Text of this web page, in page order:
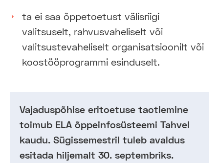
ta ei saa õppetoetust välisriigi
valitsuselt, rahvusvaheliselt või
valitsustevaheliselt organisatsioonilt või
koostööprogrammi esinduselt.
Vajaduspõhise eritoetuse taotlemine
toimub ELA õppeinfosüsteemi Tahvel
kaudu. Sügissemestril tuleb avaldus
esitada hiljemalt 30. septembriks.